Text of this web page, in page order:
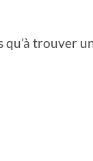
qu’à trouver